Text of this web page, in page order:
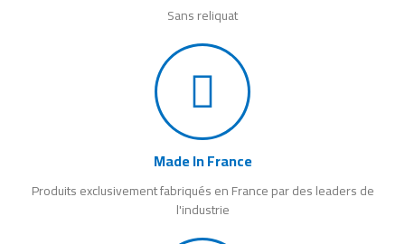
Sans reliquat
Made In France
Produits exclusivement fabriqués en France par des leaders de
l'industrie